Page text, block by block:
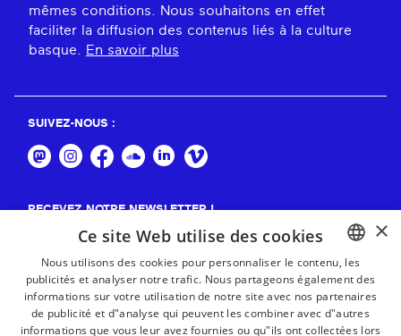
mêmes conditions. Nous souhaitons en effet
faciliter la diffusion des contenus liés à la culture
basque. En savoir plus
SUIVEZ-NOUS :
RECEVEZ NOTRE NEWSLETTER !
BASQUE
FRENCH
×
Ce site Web utilise des cookies
Nous utilisons des cookies pour personnaliser le contenu, les
publicités et analyser notre trafic. Nous partageons également des
informations sur votre utilisation de notre site avec nos partenaires
de publicité et d"analyse qui peuvent les combiner avec d"autres
informations que vous leur avez fournies ou qu"ils ont collectées lors